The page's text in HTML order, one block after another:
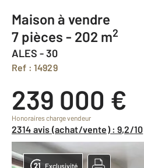
Maison à vendre
7 pièces - 202 m2
ALES - 30
Ref : 14929
239 000 €
Honoraires charge vendeur
2314 avis (achat/vente) : 9,2/10
Exclusivité